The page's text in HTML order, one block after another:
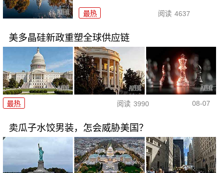
最热 阅读 4637
美多晶硅新政重塑全球供应链
最热 阅读 3990 08-07
卖瓜子水饺男装，怎会威胁美国？